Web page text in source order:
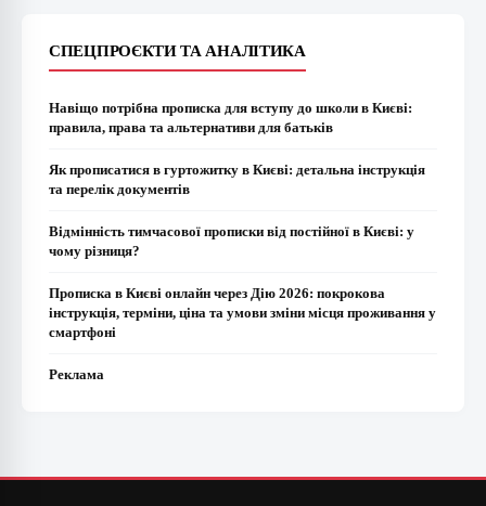
СПЕЦПРОЄКТИ ТА АНАЛІТИКА
Навіщо потрібна прописка для вступу до школи в Києві:
правила, права та альтернативи для батьків
Як прописатися в гуртожитку в Києві: детальна інструкція
та перелік документів
Відмінність тимчасової прописки від постійної в Києві: у
чому різниця?
Прописка в Києві онлайн через Дію 2026: покрокова
інструкція, терміни, ціна та умови зміни місця проживання у
смартфоні
Реклама